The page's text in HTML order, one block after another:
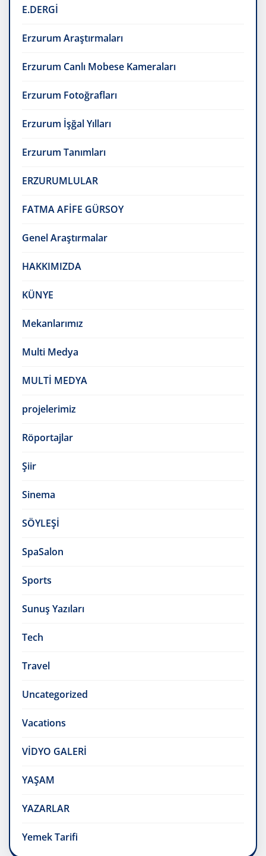
E.DERGİ
Erzurum Araştırmaları
Erzurum Canlı Mobese Kameraları
Erzurum Fotoğrafları
Erzurum İşğal Yılları
Erzurum Tanımları
ERZURUMLULAR
FATMA AFİFE GÜRSOY
Genel Araştırmalar
HAKKIMIZDA
KÜNYE
Mekanlarımız
Multi Medya
MULTİ MEDYA
projelerimiz
Röportajlar
Şiir
Sinema
SÖYLEŞİ
SpaSalon
Sports
Sunuş Yazıları
Tech
Travel
Uncategorized
Vacations
VİDYO GALERİ
YAŞAM
YAZARLAR
Yemek Tarifi